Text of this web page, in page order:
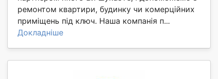
ремонтом квартири, будинку чи комерційних
приміщень під ключ. Наша компанія п...
Докладніше